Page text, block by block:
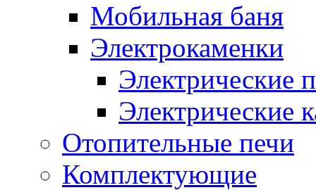
Мобильная баня
Электрокаменки
Электрические
Электрические
Отопительные печи
Комплектующие